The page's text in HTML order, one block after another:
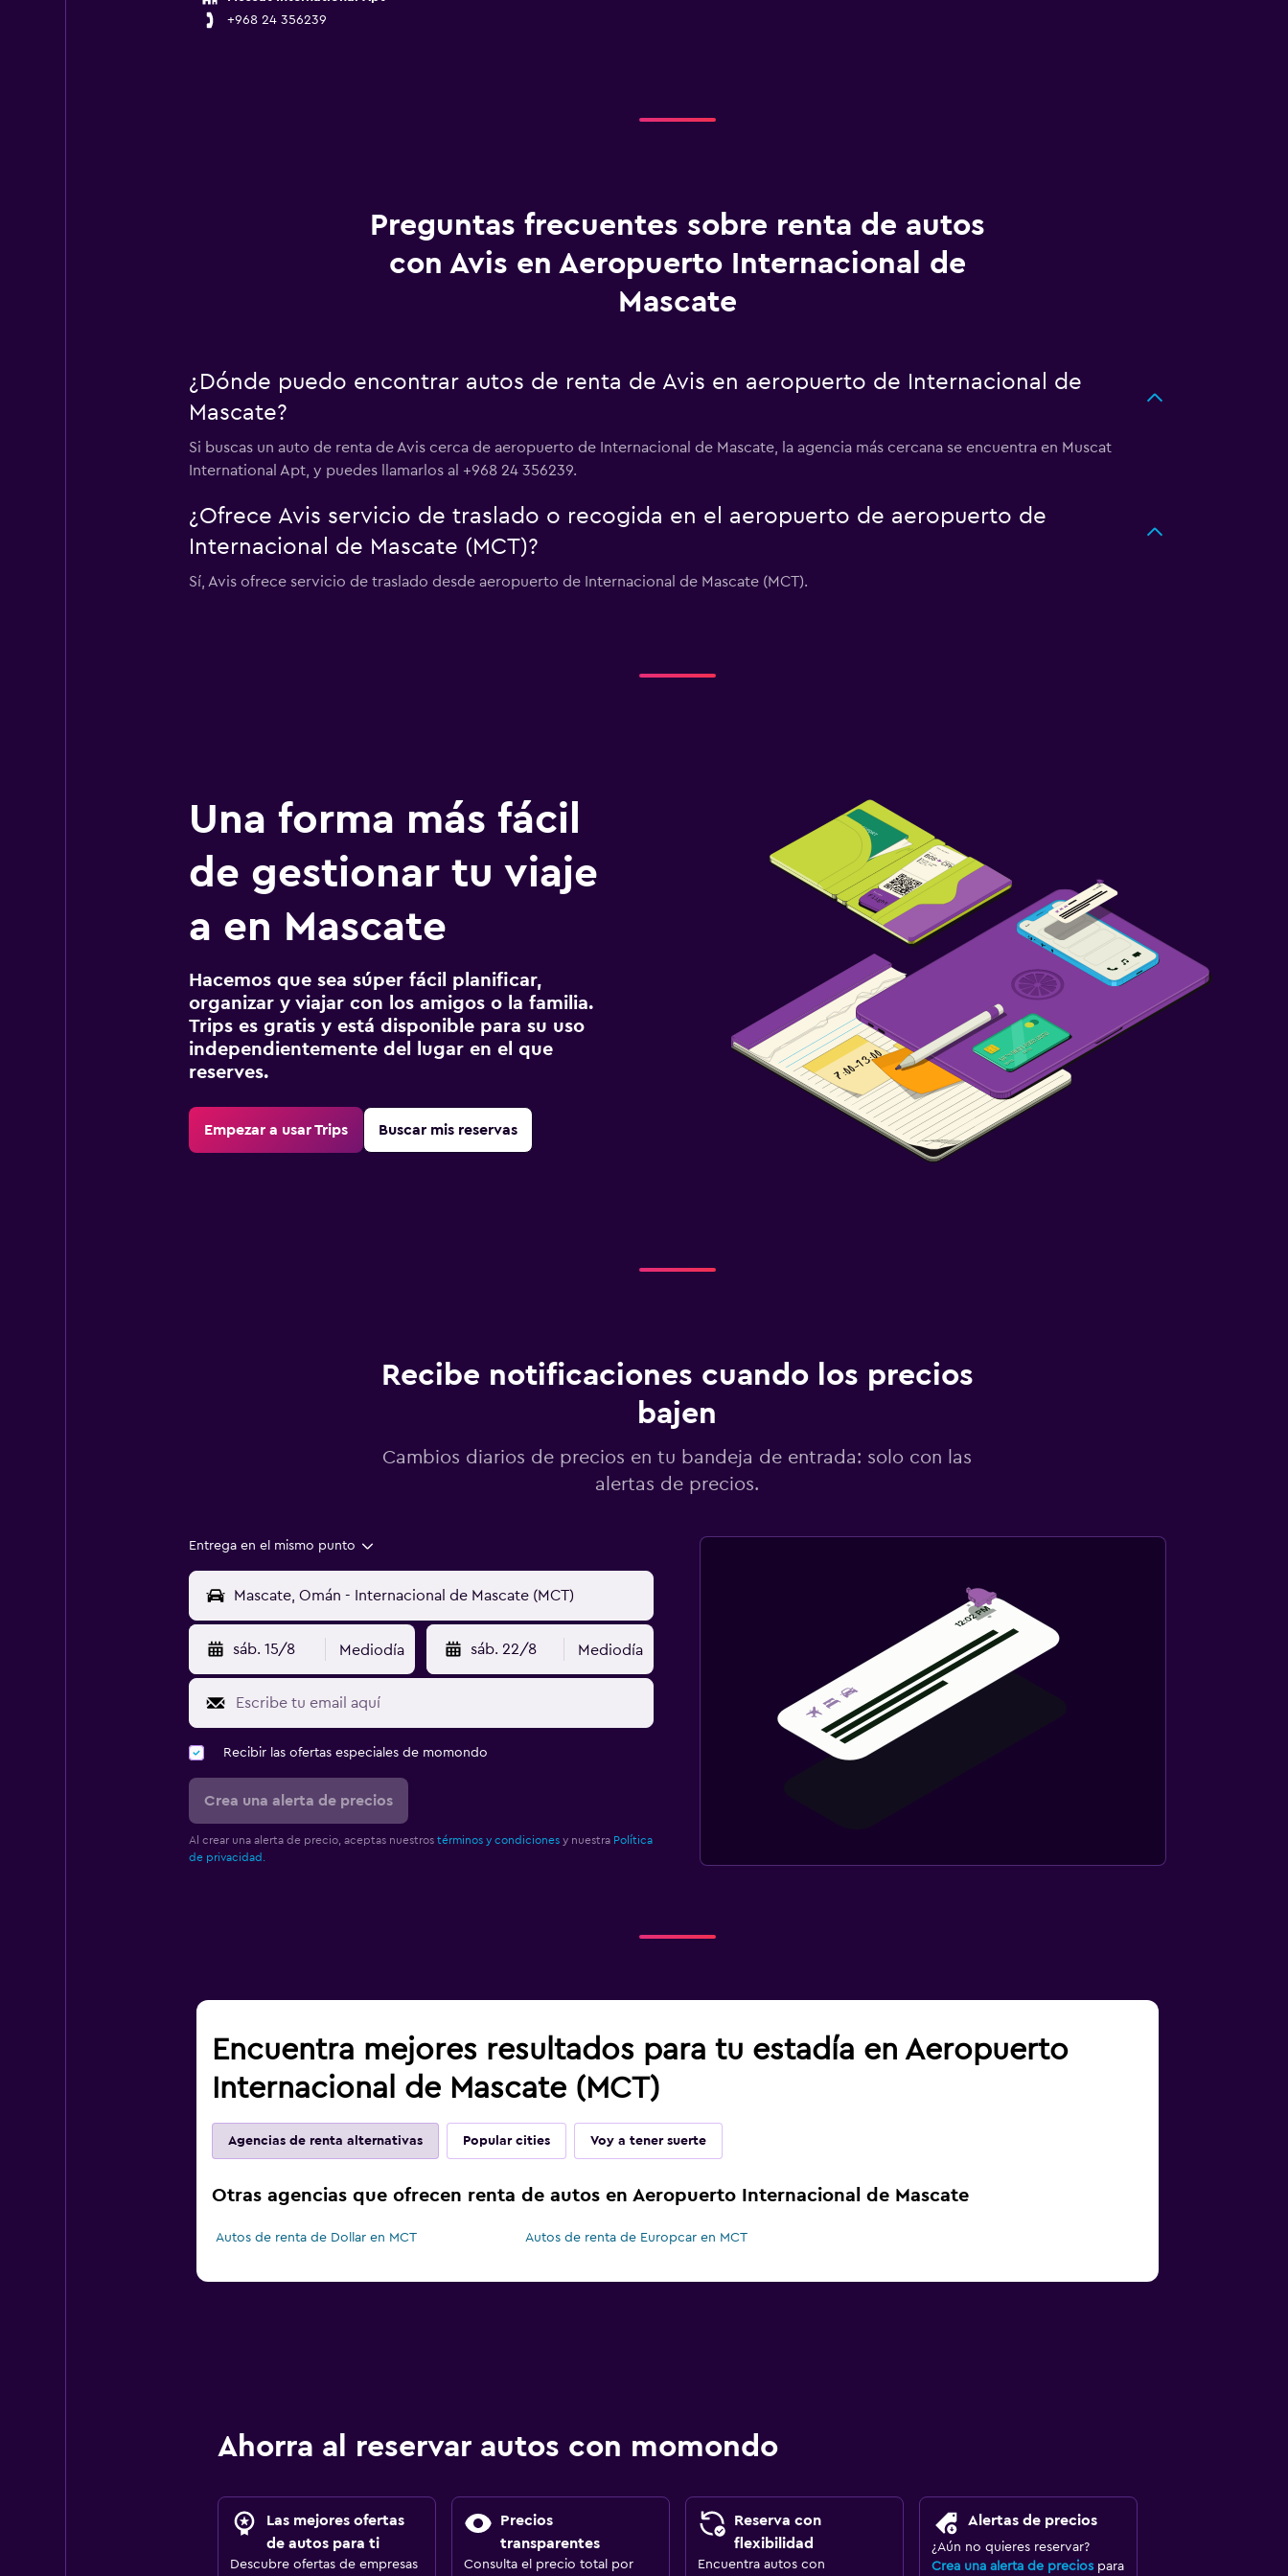
+968 24 356239
Preguntas frecuentes sobre renta de autos
con Avis en Aeropuerto Internacional de
Mascate
¿Dónde puedo encontrar autos de renta de Avis en aeropuerto de Internacional de
Mascate?
Si buscas un auto de renta de Avis cerca de aeropuerto de Internacional de Mascate, la agencia más cercana se encuentra en Muscat
International Apt, y puedes llamarlos al +968 24 356239.
¿Ofrece Avis servicio de traslado o recogida en el aeropuerto de aeropuerto de
Internacional de Mascate (MCT)?
Sí, Avis ofrece servicio de traslado desde aeropuerto de Internacional de Mascate (MCT).
Una forma más fácil
de gestionar tu viaje
a en Mascate
Hacemos que sea súper fácil planificar,
organizar y viajar con los amigos o la familia.
Trips es gratis y está disponible para su uso
independientemente del lugar en el que
reserves.
Empezar a usar Trips Buscar mis reservas
Recibe notificaciones cuando los precios
bajen
Cambios diarios de precios en tu bandeja de entrada: solo con las
alertas de precios.
Entrega en el mismo punto
sáb. 15/8 Mediodía sáb. 22/8 Mediodía
Recibir las ofertas especiales de momondo
Crea una alerta de precios
Al crear una alerta de precio, aceptas nuestros términos y condicionesy nuestra Política
de privacidad.
Encuentra mejores resultados para tu estadía en Aeropuerto
Internacional de Mascate (MCT)
Agencias de renta alternativas Popular cities Voy a tener suerte
Otras agencias que ofrecen renta de autos en Aeropuerto Internacional de Mascate
Autos de renta de Dollar en MCT Autos de renta de Europcar en MCT
Ahorra al reservar autos con momondo
Las mejores ofertas
de autos para ti
Descubre ofertas de empresas
Precios
transparentes
Consulta el precio total por
Reserva con
flexibilidad
Encuentra autos con
Alertas de precios
¿Aún no quieres reservar?
Crea una alerta de preciospara